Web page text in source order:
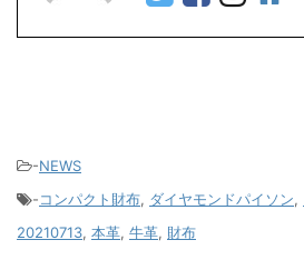
-NEWS
-コンパクト財布, ダイヤモンドパイソン,
20210713, 本革, 牛革, 財布